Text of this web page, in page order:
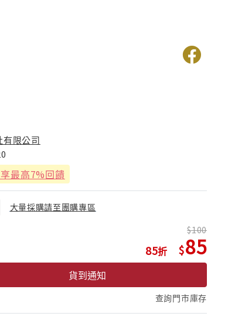
有限公司
享最高7%回饋
大量採購請至團購專區
85
100
85
貨到通知
查詢門市庫存